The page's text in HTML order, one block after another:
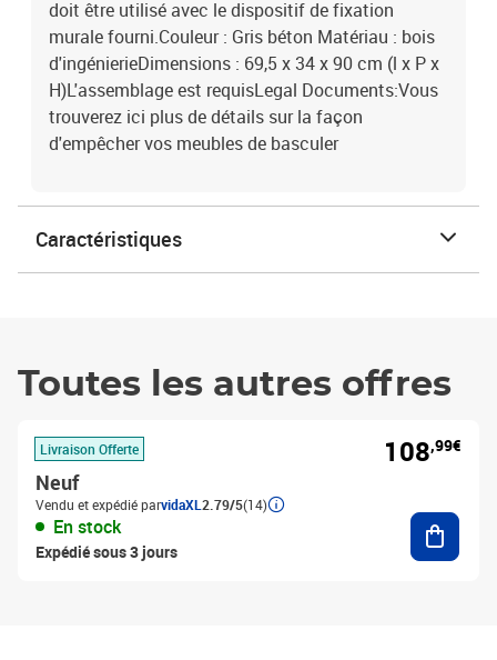
doit être utilisé avec le dispositif de fixation
murale fourni.Couleur : Gris béton Matériau : bois
d'ingénierieDimensions : 69,5 x 34 x 90 cm (l x P x
H)L'assemblage est requisLegal Documents:Vous
trouverez ici plus de détails sur la façon
d'empêcher vos meubles de basculer
Caractéristiques
Toutes les autres offres
Livraison Offerte
Neuf
Vendu et expédié parvidaXL 2.79/5(14)
En stock
Expédié sous 3 jours
108,99€